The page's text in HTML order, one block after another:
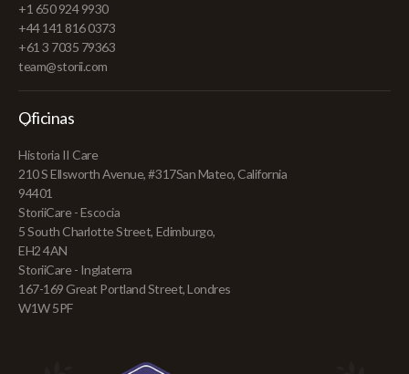
+1 650 924 9930
+44 141 816 0373
+61 3 7035 79363
team@storii.com
Oficinas
Historia II Care
210 S Ellsworth Avenue, #317San Mateo, California
94401
StoriiCare - Escocia
5 South Charlotte Street, Edimburgo,
EH2 4AN
StoriiCare - Inglaterra
167-169 Great Portland Street, Londres
W1W 5PF